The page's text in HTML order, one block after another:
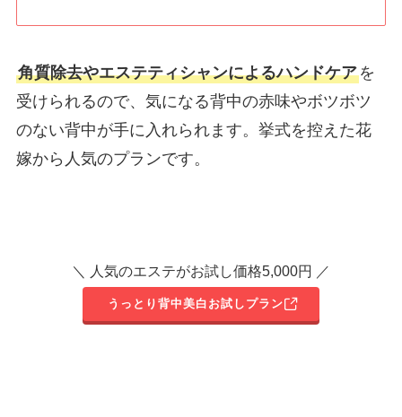
角質除去やエステティシャンによるハンドケアを
受けられるので、気になる背中の赤味やボツボツ
のない背中が手に入れられます。挙式を控えた花
嫁から人気のプランです。
＼ 人気のエステがお試し価格5,000円 ／
うっとり背中美白お試しプラン